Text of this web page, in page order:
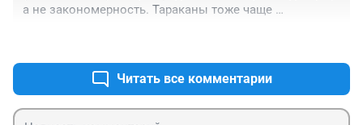
а не закономерность. Тараканы тоже чаще
Читать все комментарии